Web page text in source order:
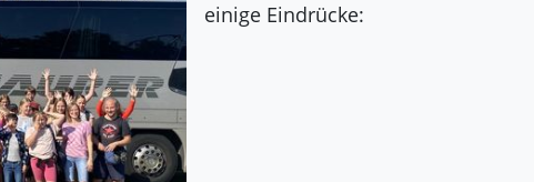
einige Eindrücke: